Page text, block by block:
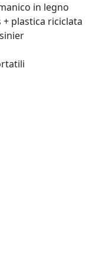
in legno
+ plastica riciclata